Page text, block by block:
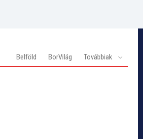
Belföld BorVilág Továbbiak